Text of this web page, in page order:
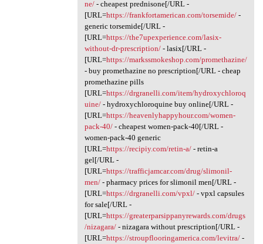
ne/- cheapest prednisone[/URL -
[URL=https://frankfortamerican.com/torsemide/-
generic torsemide[/URL -
[URL=https://the7upexperience.com/lasix-
without-dr-prescription/- lasix[/URL -
[URL=https://markssmokeshop.com/promethazine/
- buy promethazine no prescription[/URL - cheap
promethazine pills
[URL=https://drgranelli.com/item/hydroxychloroq
uine/- hydroxychloroquine buy online[/URL -
[URL=https://heavenlyhappyhour.com/women-
pack-40/- cheapest women-pack-40[/URL -
women-pack-40 generic
[URL=https://recipiy.com/retin-a/- retin-a
gel[/URL -
[URL=https://trafficjamcar.com/drug/slimonil-
men/- pharmacy prices for slimonil men[/URL -
[URL=https://drgranelli.com/vpxl/- vpxl capsules
for sale[/URL -
[URL=https://greaterparsippanyrewards.com/drugs
/nizagara/- nizagara without prescription[/URL -
[URL=https://stroupflooringamerica.com/levitra/-